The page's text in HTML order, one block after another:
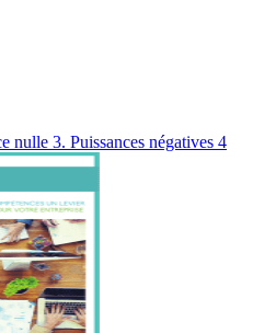
nulle 3. Puissances négatives 4